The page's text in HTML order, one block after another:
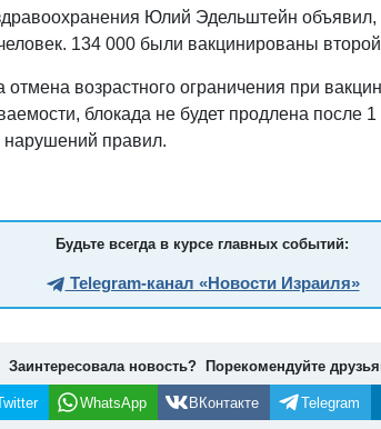
Юлий Эдельштейн объявил,
134 000 были вакцинированы
отмена возрастного ограничения при
блокада не будет продлена после
нарушений правил.
Будьте всегда в курсе главных событий:
Telegram-канал «Новости Израиля»
Заинтересовала новость? Порекомендуйте
WhatsApp ВКонтакте Telegram